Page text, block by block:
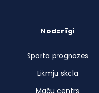
Noderīgi
Sporta prognozes
Likmju skola
Maču centrs